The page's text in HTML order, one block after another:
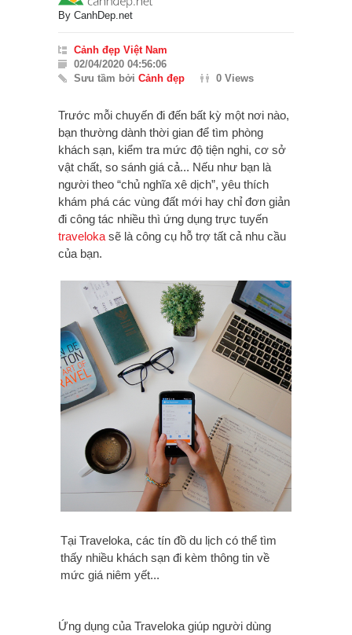
By CanhDep.net
Cảnh đẹp Việt Nam
02/04/2020 04:56:06
Sưu tầm bởi Cảnh đẹp 0 Views
Trước mỗi chuyến đi đến bất kỳ một nơi nào,
bạn thường dành thời gian để tìm phòng
khách sạn, kiểm tra mức độ tiện nghi, cơ sở
vật chất, so sánh giá cả... Nếu như bạn là
người theo “chủ nghĩa xê dịch”, yêu thích
khám phá các vùng đất mới hay chỉ đơn giản
đi công tác nhiều thì ứng dụng trực tuyến
traveloka sẽ là công cụ hỗ trợ tất cả nhu cầu
của bạn.
Tại Traveloka, các tín đồ du lịch có thể tìm
thấy nhiều khách sạn đi kèm thông tin về
mức giá niêm yết...
Ứng dụng của Traveloka giúp người dùng